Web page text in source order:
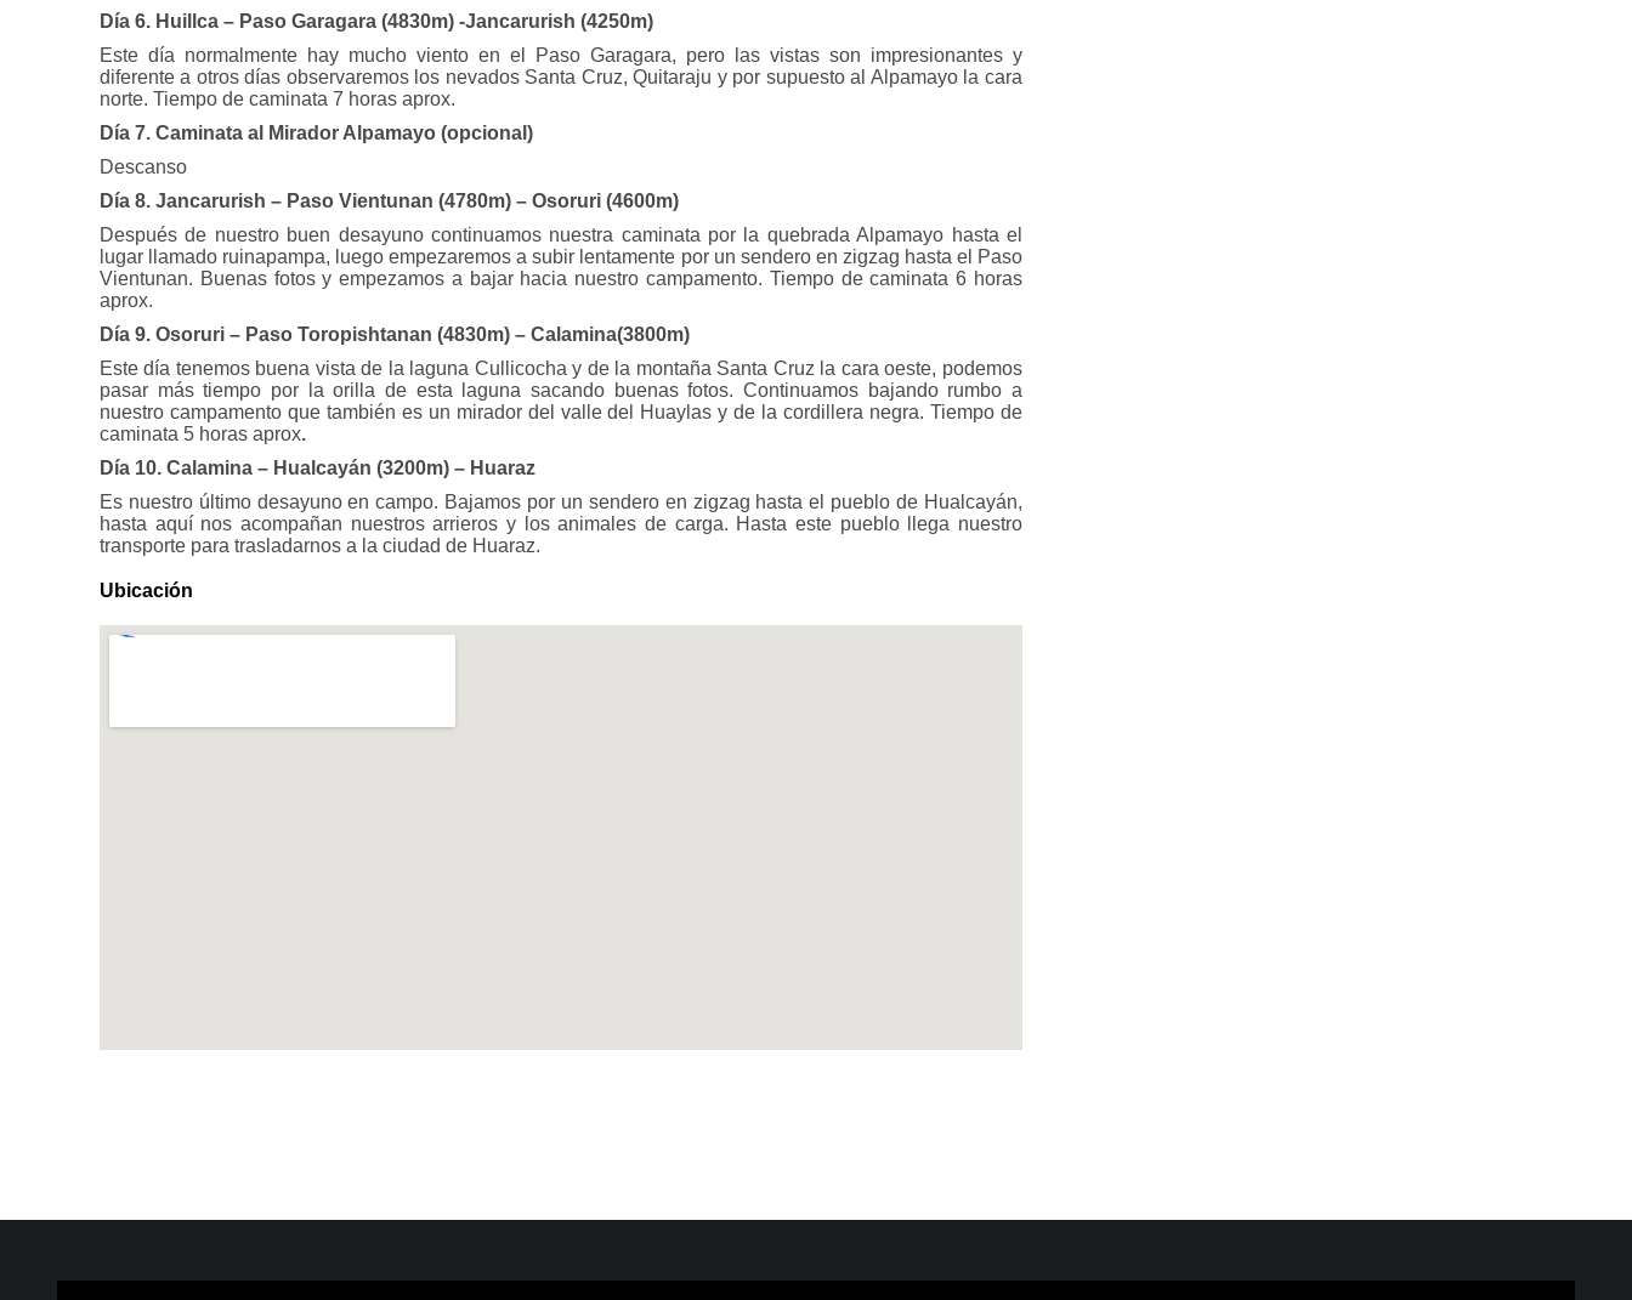
Día 6. Huillca – Paso Garagara (4830m) -Jancarurish (4250m)
Este día normalmente hay mucho viento en el Paso Garagara, pero las vistas son impresionantes y
diferente a otros días observaremos los nevados Santa Cruz, Quitaraju y por supuesto al Alpamayo la cara
norte. Tiempo de caminata 7 horas aprox.
Día 7. Caminata al Mirador Alpamayo (opcional)
Descanso
Día 8. Jancarurish – Paso Vientunan (4780m) – Osoruri (4600m)
Después de nuestro buen desayuno continuamos nuestra caminata por la quebrada Alpamayo hasta el
lugar llamado ruinapampa, luego empezaremos a subir lentamente por un sendero en zigzag hasta el Paso
Vientunan. Buenas fotos y empezamos a bajar hacia nuestro campamento. Tiempo de caminata 6 horas
aprox.
Día 9. Osoruri – Paso Toropishtanan (4830m) – Calamina(3800m)
Este día tenemos buena vista de la laguna Cullicocha y de la montaña Santa Cruz la cara oeste, podemos
pasar más tiempo por la orilla de esta laguna sacando buenas fotos. Continuamos bajando rumbo a
nuestro campamento que también es un mirador del valle del Huaylas y de la cordillera negra. Tiempo de
caminata 5 horas aprox.
Día 10. Calamina – Hualcayán (3200m) – Huaraz
Es nuestro último desayuno en campo. Bajamos por un sendero en zigzag hasta el pueblo de Hualcayán,
hasta aquí nos acompañan nuestros arrieros y los animales de carga. Hasta este pueblo llega nuestro
transporte para trasladarnos a la ciudad de Huaraz.
Ubicación